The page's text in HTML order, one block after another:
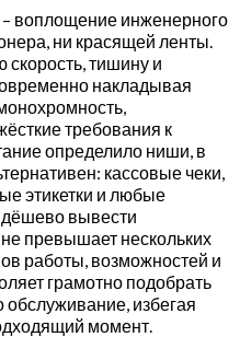
воплощение инженерного
ни красящей ленты.
скорость, тишину и
накладывая
требования к
определило ниши, в
кассовые чеки,
этикетки и любые
дёшево вывести
превышает нескольких
работы, возможностей и
грамотно подобрать
обслуживание, избегая
момент.